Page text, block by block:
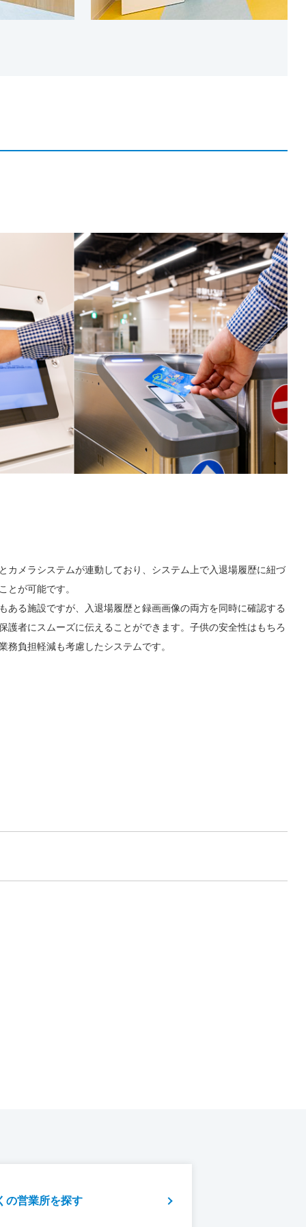
カメラシステムが連動しており、システム上で入退場履歴に紐づ
とが可能です。
ある施設ですが、入退場履歴と録画画像の両方を同時に確認する
護者にスムーズに伝えることができます。子供の安全性はもちろ
務負担軽減も考慮したシステムです。
の営業所を探す